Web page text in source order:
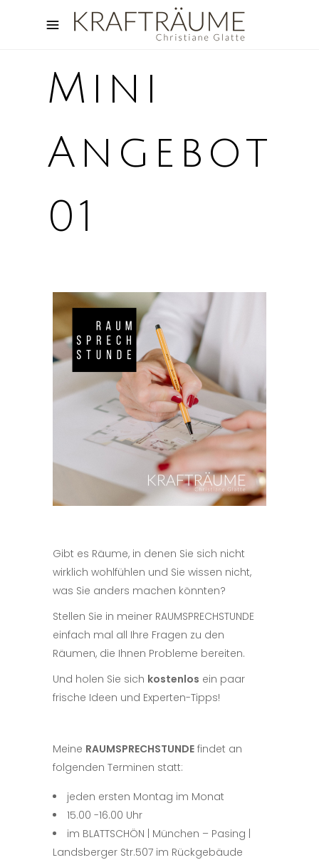
Mini
Angebot
01
Gibt es Räume, in denen Sie sich nicht
wirklich wohlfühlen und Sie wissen nicht,
was Sie anders machen könnten?
Stellen Sie in meiner RAUMSPRECHSTUNDE
einfach mal all Ihre Fragen zu den
Räumen, die Ihnen Probleme bereiten.
Und holen Sie sich kostenlos ein paar
frische Ideen und Experten-Tipps!
Meine RAUMSPRECHSTUNDE findet an
folgenden Terminen statt:
jeden ersten Montag im Monat
15.00 -16.00 Uhr
im BLATTSCHÖN | München – Pasing |
Landsberger Str.507 im Rückgebäude